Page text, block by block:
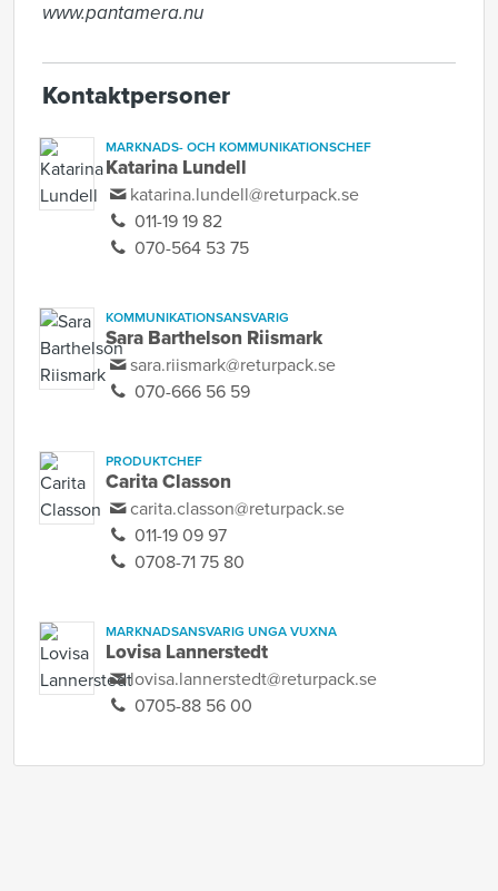
www.pantamera.nu
Kontaktpersoner
MARKNADS- OCH KOMMUNIKATIONSCHEF
Katarina Lundell
katarina.lundell@returpack.se
011-19 19 82
070-564 53 75
KOMMUNIKATIONSANSVARIG
Sara Barthelson Riismark
sara.riismark@returpack.se
070-666 56 59
PRODUKTCHEF
Carita Classon
carita.classon@returpack.se
011-19 09 97
0708-71 75 80
MARKNADSANSVARIG UNGA VUXNA
Lovisa Lannerstedt
lovisa.lannerstedt@returpack.se
0705-88 56 00